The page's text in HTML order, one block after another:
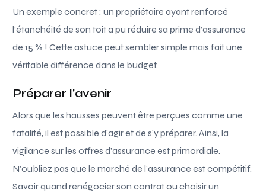
Un exemple concret : un propriétaire ayant renforcé
l’étanchéité de son toit a pu réduire sa prime d’assurance
de 15 % ! Cette astuce peut sembler simple mais fait une
véritable différence dans le budget.
Préparer l’avenir
Alors que les hausses peuvent être perçues comme une
fatalité, il est possible d’agir et de s’y préparer. Ainsi, la
vigilance sur les offres d’assurance est primordiale.
N’oubliez pas que le marché de l’assurance est compétitif.
Savoir quand renégocier son contrat ou choisir un